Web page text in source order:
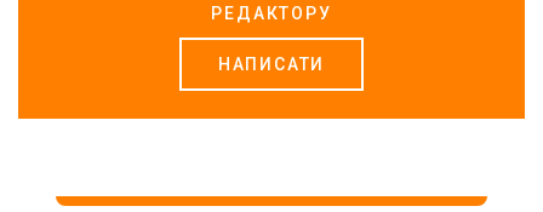
РЕДАКТОРУ
НАПИСАТИ